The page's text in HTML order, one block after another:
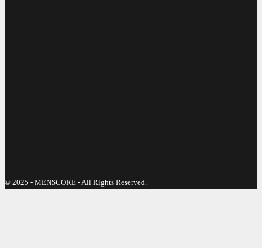
© 2025 - MENSCORE - All Rights Reserved.